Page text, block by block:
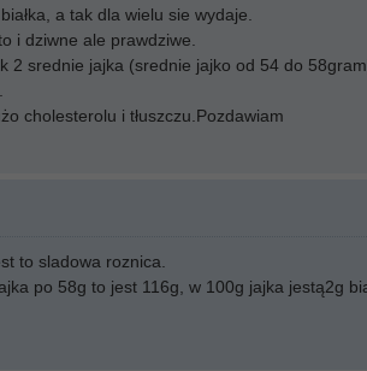
a tak dla wielu sie wydaje.
i dziwne ale prawdziwe.
2 srednie jajka (srednie jajko od 54 do
cholesterolu i tłuszczu.Pozdawiam
to sladowa roznica.
po 58g to jest 116g, w 100g jajka jestą2g